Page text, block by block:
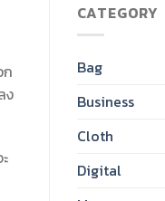
ง
CATEGORY
Bag
Business
Cloth
Digital